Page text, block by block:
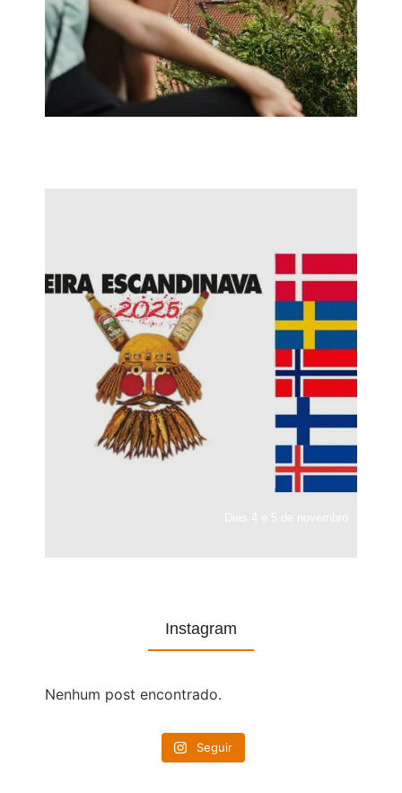
Instagram
Nenhum post encontrado.
Seguir